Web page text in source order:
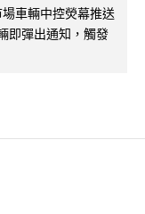
車輛中控熒幕推送
即彈出通知，觸發